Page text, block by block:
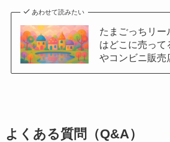
あわせて読みたい
たまごっちリー
はどこに売って
やコンビニ販売
よくある質問（Q&A）